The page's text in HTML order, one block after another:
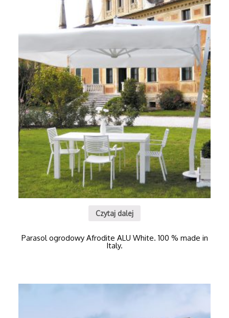
2024
MASURIA
ARTE SPA
2024
RESTAURACJA
FLAMING &
CO W
2023
PARASOL
PROSTOR
P6 4-
4PAŹDZIERNIK
2022
PARASOLE
LEONARDO
BRACCIO
23
SIERPIEŃ
2021
PARASOLE
PALLADIO
STANDARD
Czytaj dalej
Parasol ogrodowy Afrodite ALU White. 100 % made in
Italy.